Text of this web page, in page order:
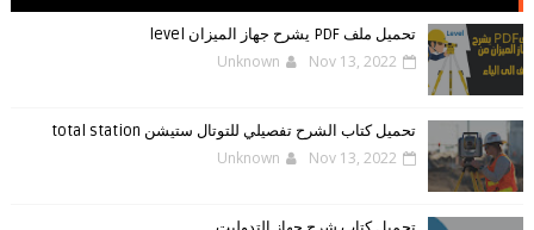
تحميل ملف PDF يشرح جهاز الميزان level
Unknown Nov 13, 2022
تحميل كتاب الشرح تفصيلي للتوتال ستيشن total station
Unknown Nov 13, 2022